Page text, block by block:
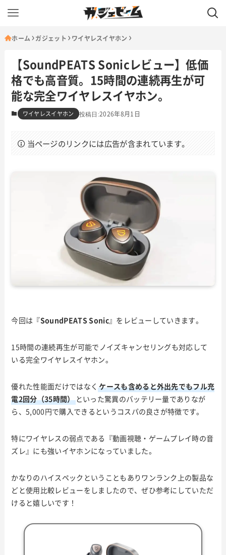
ホーム ガジェット ワイヤレスイヤホン
【SoundPEATS Sonicレビュー】低価
格でも高音質。15時間の連続再生が可
能な完全ワイヤレスイヤホン。
ワイヤレスイヤホン 2026年8月1日
当ページのリンクには広告が含まれています。
今回は『SoundPEATS Sonic』をレビューしていきます。
15時間の連続再生が可能でノイズキャンセリングも対応して
いる完全ワイヤレスイヤホン。
優れた性能面だけではなくケースも含めると外出先でもフル充
電2回分（35時間）といった驚異のバッテリー量でありなが
ら、5,000円で購入できるというコスパの良さが特徴です。
特にワイヤレスの弱点である『動画視聴・ゲームプレイ時の音
ズレ』にも強いイヤホンになっていました。
かなりのハイスペックということもありワンランク上の製品な
どと使用比較レビューをしましたので、ぜひ参考にしていただ
けると嬉しいです！